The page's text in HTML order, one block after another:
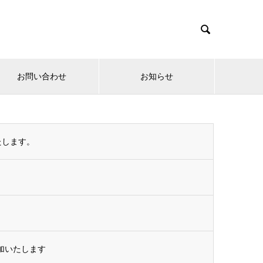

お問い合わせ お知らせ
ます。
いたします